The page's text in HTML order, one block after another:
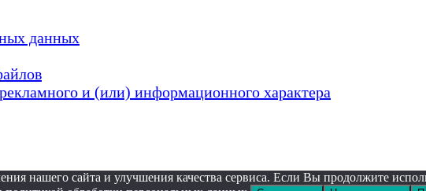
данных
и (или) информационного характера
нашего сайта и улучшения качества сервиса. Если Вы продолжите